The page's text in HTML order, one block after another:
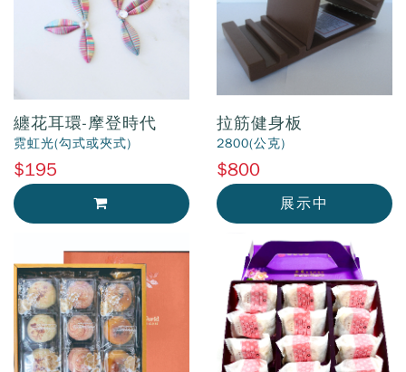
纏花耳環-摩登時代
霓虹光(勾式或夾式)
$195
拉筋健身板
2800(公克)
$800
展示中